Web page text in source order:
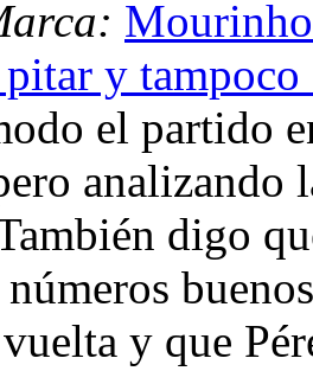
y tampoco
el partido
analizando
digo
y que